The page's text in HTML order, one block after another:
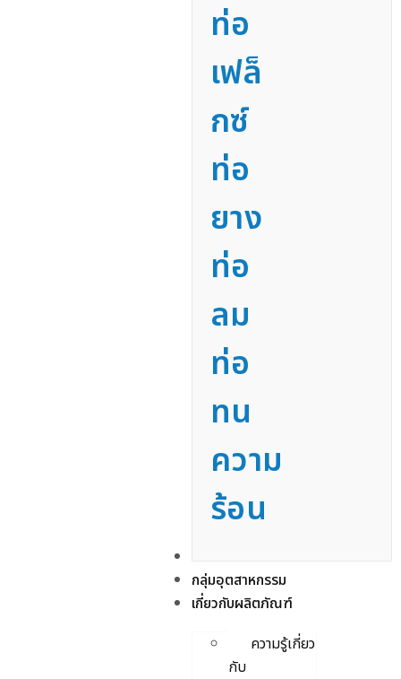
ท่อ
เฟล็
กซ์
ท่อ
ยาง
ท่อ
ลม
ท่อ
ทน
ความ
ร้อน
กลุ่มอุตสาหกรรม
เกี่ยวกับผลิตภัณฑ์
ความรู้เกี่ยว
กับ